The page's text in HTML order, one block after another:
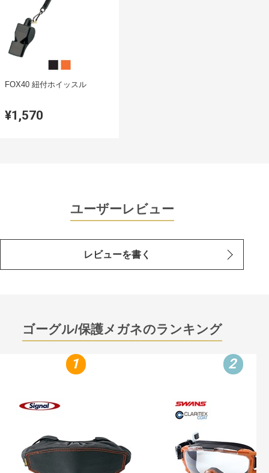
FOX40 紐付ホイッスル
¥1,570
ユーザーレビュー
レビューを書く
ゴーグル/保護メガネのランキング
1 2